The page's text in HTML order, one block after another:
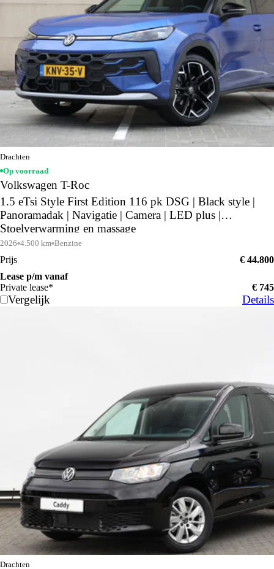
Drachten
Op voorraad
Volkswagen T-Roc
1.5 eTsi Style First Edition 116 pk DSG | Black style |
Panoramadak | Navigatie | Camera | LED plus |
Stoelverwarming en massage
2026 4.500 km Benzine
Prijs
€ 44.800
Lease p/m vanaf
Private lease*
€ 745
Vergelijk Details
Drachten